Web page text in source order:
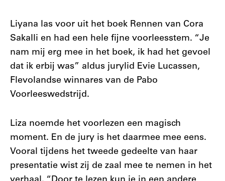
Liyana las voor uit het boek Rennen van Cora
Sakalli en had een hele fijne voorleesstem. “Je
nam mij erg mee in het boek, ik had het gevoel
dat ik erbij was” aldus jurylid Evie Lucassen,
Flevolandse winnares van de Pabo
Voorleeswedstrijd.
Liza noemde het voorlezen een magisch
moment. En de jury is het daarmee mee eens.
Vooral tijdens het tweede gedeelte van haar
presentatie wist zij de zaal mee te nemen in het